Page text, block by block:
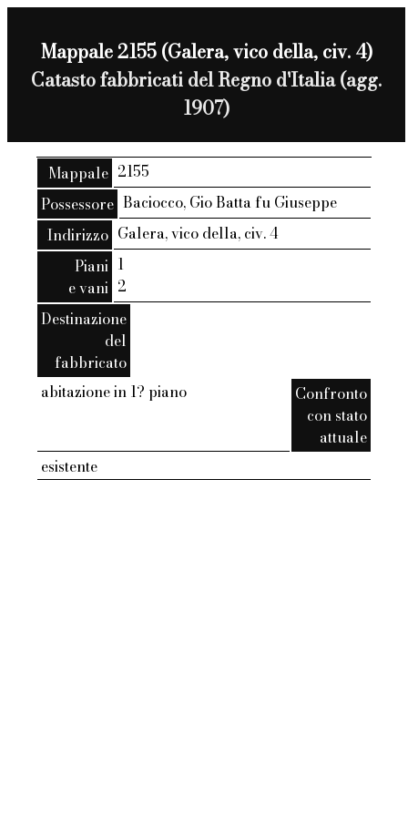
Mappale 2155 (Galera, vico della, civ. 4)
Catasto fabbricati del Regno d'Italia (agg.
1907)
Mappale 2155
Possessore Baciocco, Gio Batta fu Giuseppe
Indirizzo Galera, vico della, civ. 4
Piani
e vani
1
2
Destinazione
del
fabbricato
abitazione in 1? piano
Confronto
con stato
attuale
esistente